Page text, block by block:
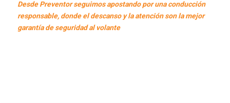
Desde Preventor seguimos apostando por una conducción
responsable, donde el descanso y la atención son la mejor
garantía de seguridad al volante